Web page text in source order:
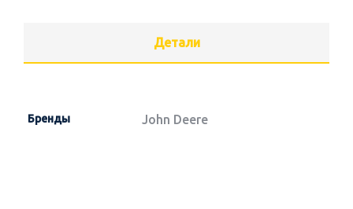
Детали
Бренды John Deere